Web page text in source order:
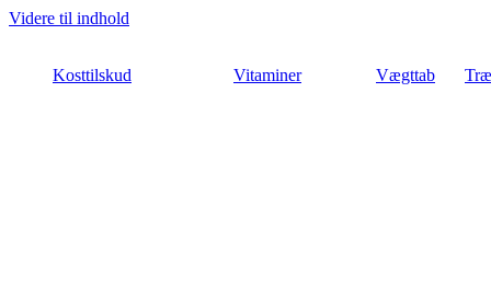
Videre til indhold
Kosttilskud Vitaminer Vægttab